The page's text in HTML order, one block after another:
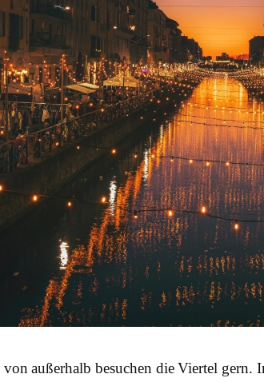
außerhalb besuchen die Viertel gern.